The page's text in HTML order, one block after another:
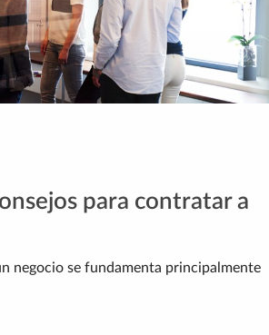
para contratar a
negocio se fundamenta principalmente